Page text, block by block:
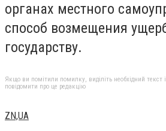
органах местного
способ возмещения
государству.
Якщо ви помітили помилку, виділіть необхідний текст
повідомити про це редакцію
ZN,UA